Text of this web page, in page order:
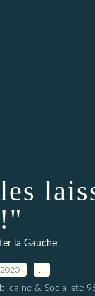
!"
la Gauche
& Socialiste